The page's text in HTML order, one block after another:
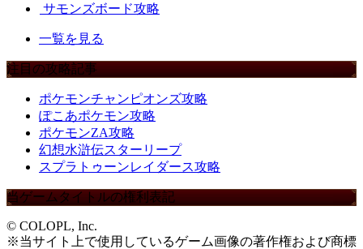
サモンズボード攻略
一覧を見る
注目の攻略記事
ポケモンチャンピオンズ攻略
ぽこあポケモン攻略
ポケモンZA攻略
幻想水滸伝スターリープ
スプラトゥーンレイダース攻略
当ゲームタイトルの権利表記
© COLOPL, Inc.
※当サイト上で使用しているゲーム画像の著作権および商標